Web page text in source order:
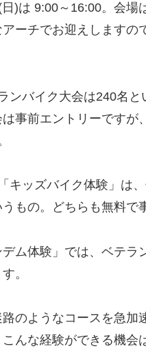
)は 9:00～16:00。会場
ーチでお迎えしますの
ンバイク大会は240名
事前エントリーですが
キッズバイク体験」は
もの。どちらも無料で
ム体験」では、ベテラ
。
のようなコースを急加
んな経験ができる機会